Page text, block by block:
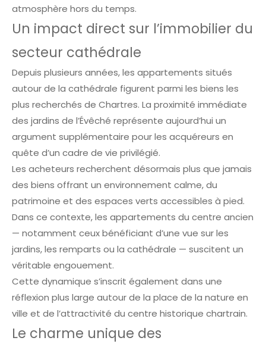
atmosphère hors du temps.
Un impact direct sur l’immobilier du
secteur cathédrale
Depuis plusieurs années, les appartements situés
autour de la cathédrale figurent parmi les biens les
plus recherchés de Chartres. La proximité immédiate
des jardins de l’Évêché représente aujourd’hui un
argument supplémentaire pour les acquéreurs en
quête d’un cadre de vie privilégié.
Les acheteurs recherchent désormais plus que jamais
des biens offrant un environnement calme, du
patrimoine et des espaces verts accessibles à pied.
Dans ce contexte, les appartements du centre ancien
— notamment ceux bénéficiant d’une vue sur les
jardins, les remparts ou la cathédrale — suscitent un
véritable engouement.
Cette dynamique s’inscrit également dans une
réflexion plus large autour de la place de la nature en
ville et de l’attractivité du centre historique chartrain.
Le charme unique des